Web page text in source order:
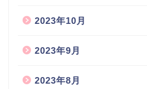
2023年10月
2023年9月
2023年8月